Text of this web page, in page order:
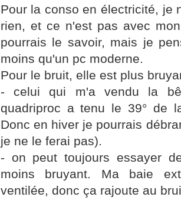
Pour la conso en électricité, je
rien, et ce n'est pas avec
pourrais le savoir, mais je
moins qu'un pc moderne.
Pour le bruit, elle est plus
- celui qui m'a vendu la
quadriproc a tenu le 39° de
Donc en hiver je pourrais
je ne le ferai pas).
- on peut toujours essayer
moins bruyant. Ma baie
ventilée, donc ça rajoute au